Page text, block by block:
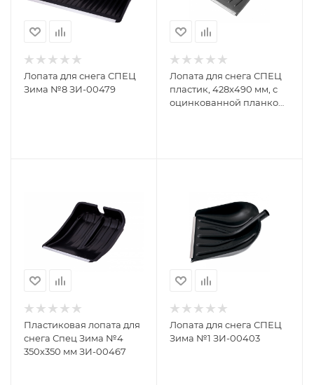
Лопата для снега СПЕЦ
Зима №8 ЗИ-00479
Лопата для снега СПЕЦ
пластик, 428x490 мм, с
оцинкованной планкой,
Пластиковая лопата для
снега Спец Зима №4
350х350 мм ЗИ-00467
Лопата для снега СПЕЦ
Зима №1 ЗИ-00403